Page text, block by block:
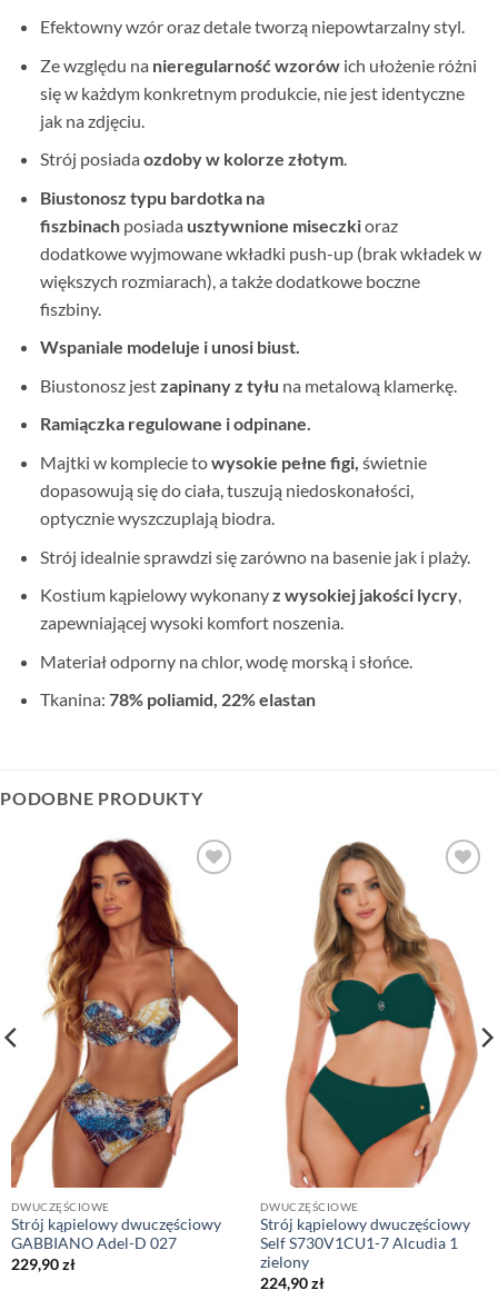
Efektowny wzór oraz detale tworzą niepowtarzalny styl.
Ze względu na nieregularność wzorówich ułożenie różni
się w każdym konkretnym produkcie, nie jest identyczne
jak na zdjęciu.
Strój posiada ozdoby w kolorze złotym.
Biustonosz typu bardotka na
fiszbinach posiada usztywnione miseczkioraz
dodatkowe wyjmowane wkładki push-up (brak wkładek w
większych rozmiarach), a także dodatkowe boczne
fiszbiny.
Wspaniale modeluje i unosi biust.
Biustonosz jestzapinany z tyłu na metalową klamerkę.
Ramiączka regulowane i odpinane.
Majtki w komplecie towysokie pełne figi, świetnie
dopasowują się do ciała, tuszują niedoskonałości,
optycznie wyszczuplają biodra.
Strój idealnie sprawdzi się zarówno na basenie jak i plaży.
Kostium kąpielowy wykonanyz wysokiej jakości lycry,
zapewniającej wysoki komfort noszenia.
Materiał odporny na chlor, wodę morską i słońce.
Tkanina: 78% poliamid, 22% elastan
PODOBNE PRODUKTY
DWUCZĘŚCIOWE
Strój kąpielowy dwuczęściowy
GABBIANO Adel-D 027
229,90zł
DWUCZĘŚCIOWE
Strój kąpielowy dwuczęściowy
Self S730V1CU1-7 Alcudia 1
zielony
224,90zł